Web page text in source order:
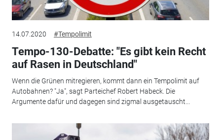
14.07.2020 #Tempolimit
Tempo-130-Debatte: "Es gibt kein Recht
auf Rasen in Deutschland"
Wenn die Grünen mitregieren, kommt dann ein Tempolimit auf
Autobahnen? "Ja", sagt Parteichef Robert Habeck. Die
Argumente dafür und dagegen sind zigmal ausgetauscht...